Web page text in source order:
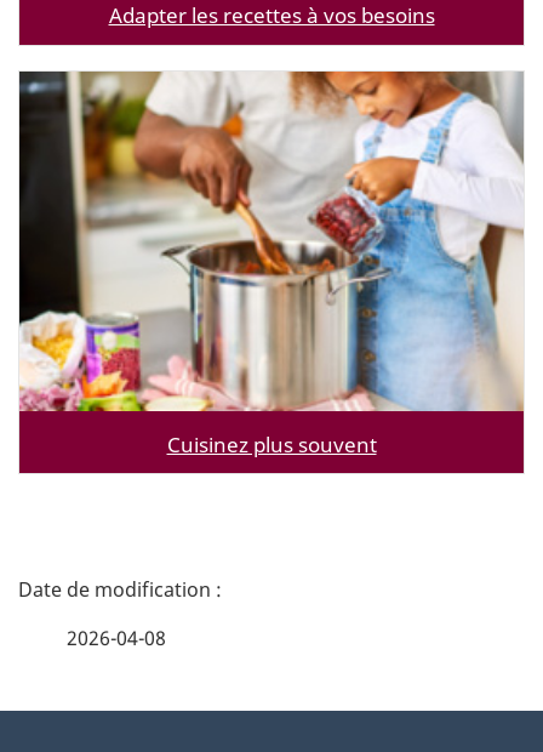
Adapter les recettes à vos besoins
Cuisinez plus souvent
D
2026-04-08